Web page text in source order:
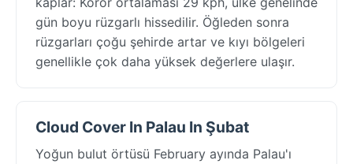
gün boyu rüzgarlı hissedilir. Öğleden sonra
rüzgarları çoğu şehirde artar ve kıyı bölgeleri
genellikle çok daha yüksek değerlere ulaşır.
Cloud Cover In Palau In Şubat
Yoğun bulut örtüsü February ayında Palau'ı